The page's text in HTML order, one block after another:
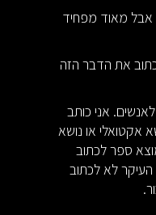
אבל מאוד מפחיד
את הדבר הזה
אני כותב
אקטואלי או נושא
ספר לכתוב
העיקר לא לכתוב